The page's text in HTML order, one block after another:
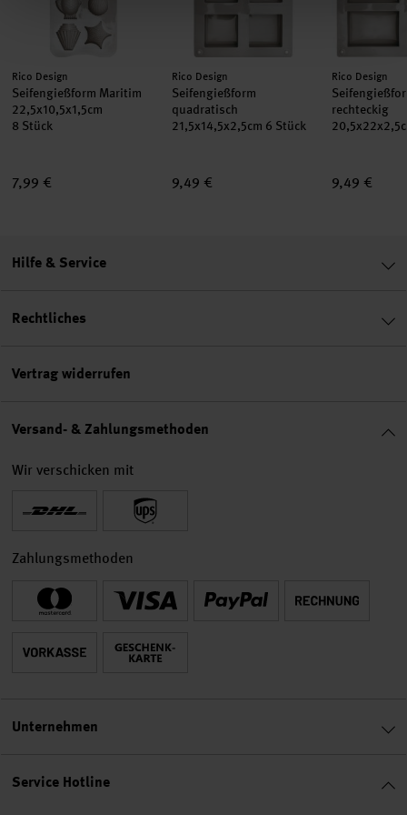
Hersteller:
Rico Design
Seifengießform Maritim
22,5x10,5x1,5cm
8 Stück
7,99 €
Hersteller:
Rico Design
Seifengießform
quadratisch
21,5x14,5x2,5cm 6 Stück
9,49 €
Hersteller:
Rico Design
rechteckig
9,49 €
Service Hotline
Hilfe & Service
Rechtliches
Vertrag widerrufen
Versand- & Zahlungsmethoden
Wir verschicken mit
Zahlungsmethoden
Unternehmen